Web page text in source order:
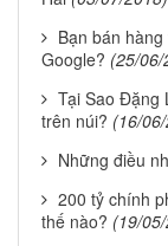
Bạn bán
Google? (25/06/
Tại Sao Đặng
trên núi? (16/
Những điều
200 tỷ chính
thế nào? (19/